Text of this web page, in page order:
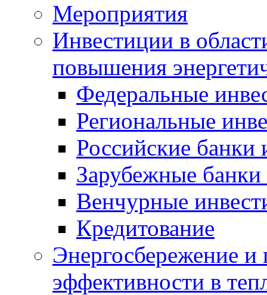
Мероприятия
Инвестиции в
повышения
Федеральные
Региональные
Российские
Зарубежные
Венчурные
Кредитование
Энергосбережение и
эффективности в